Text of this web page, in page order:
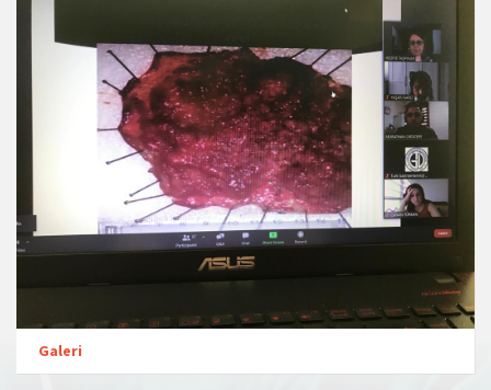
Galeri